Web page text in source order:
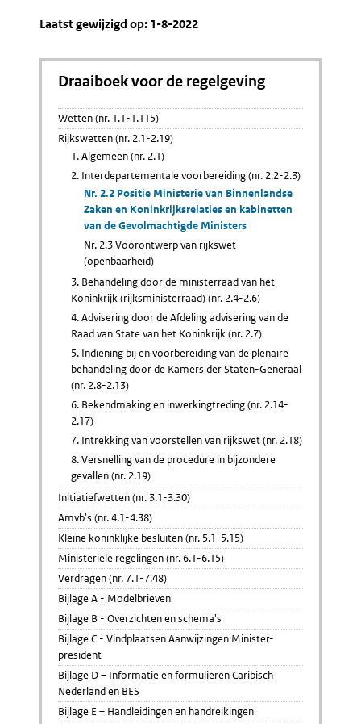
Laatst gewijzigd op: 1-8-2022
Draaiboek voor de regelgeving
Wetten (nr. 1.1-1.115)
Rijkswetten (nr. 2.1-2.19)
1. Algemeen (nr. 2.1)
2. Interdepartementale voorbereiding (nr. 2.2-2.3)
Nr. 2.2 Positie Ministerie van Binnenlandse
Zaken en Koninkrijksrelaties en kabinetten
van de Gevolmachtigde Ministers
Nr. 2.3 Voorontwerp van rijkswet
(openbaarheid)
3. Behandeling door de ministerraad van het
Koninkrijk (rijksministerraad) (nr. 2.4-2.6)
4. Advisering door de Afdeling advisering van de
Raad van State van het Koninkrijk (nr. 2.7)
5. Indiening bij en voorbereiding van de plenaire
behandeling door de Kamers der Staten-Generaal
(nr. 2.8-2.13)
6. Bekendmaking en inwerkingtreding (nr. 2.14-
2.17)
7. Intrekking van voorstellen van rijkswet (nr. 2.18)
8. Versnelling van de procedure in bijzondere
gevallen (nr. 2.19)
Initiatiefwetten (nr. 3.1-3.30)
Amvb's (nr. 4.1-4.38)
Kleine koninklijke besluiten (nr. 5.1-5.15)
Ministeriële regelingen (nr. 6.1-6.15)
Verdragen (nr. 7.1-7.48)
Bijlage A - Modelbrieven
Bijlage B - Overzichten en schema's
Bijlage C - Vindplaatsen Aanwijzingen Minister-
president
Bijlage D – Informatie en formulieren Caribisch
Nederland en BES
Bijlage E – Handleidingen en handreikingen